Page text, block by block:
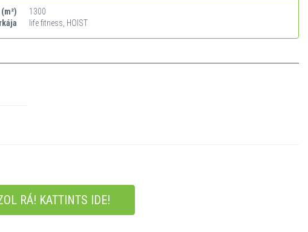
1300
life fitness, HOIST
RÁ! KATTINTS IDE!